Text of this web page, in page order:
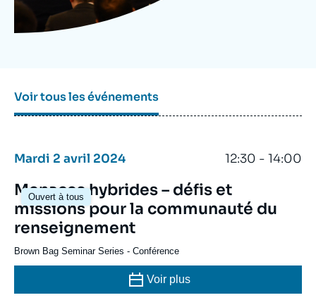
Voir tous les événements
Mardi 2 avril 2024 12:30 - 14:00
Ouvert à tous
Menaces hybrides – défis et
missions pour la communauté du
renseignement
Brown Bag Seminar Series - Conférence
Voir plus